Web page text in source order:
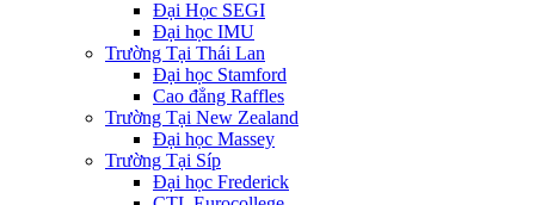
Đại Học SEGI
Đại học IMU
Trường Tại Thái Lan
Đại học Stamford
Cao đẳng Raffles
Trường Tại New Zealand
Đại học Massey
Trường Tại Síp
Đại học Frederick